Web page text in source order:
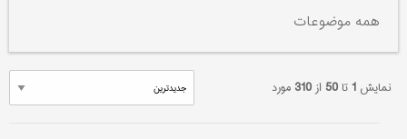
همه موضوعات
نمایش 1تا50 از310 مورد